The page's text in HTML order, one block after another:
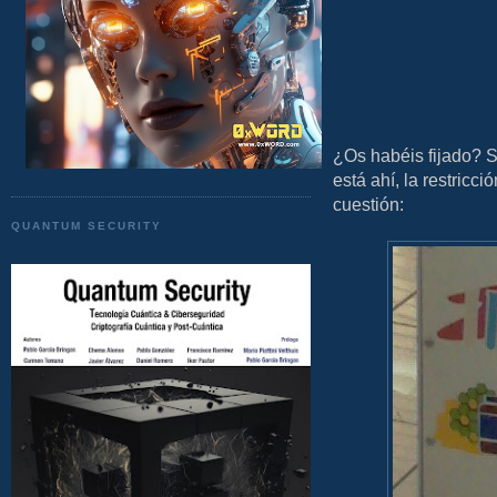
QUANTUM SECURITY
¿Os habéis fijado?
está ahí, la
cuestión: